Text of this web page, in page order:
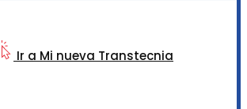
Ir a Mi nueva Transtecnia